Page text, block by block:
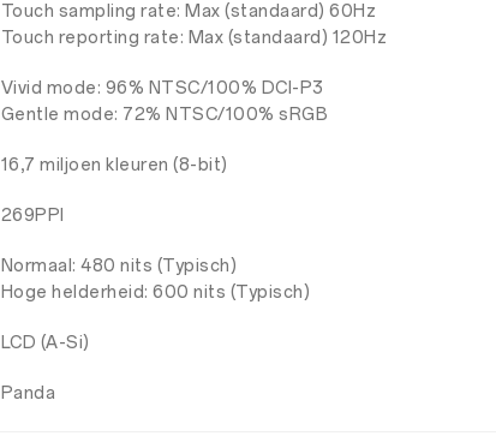
Touch sampling rate: Max (standaard) 60Hz
Touch reporting rate: Max (standaard) 120Hz
Vivid mode: 96% NTSC/100% DCI-P3
Gentle mode: 72% NTSC/100% sRGB
16,7 miljoen kleuren (8-bit)
269PPI
Normaal: 480 nits (Typisch)
Hoge helderheid: 600 nits (Typisch)
LCD (A-Si)
Panda